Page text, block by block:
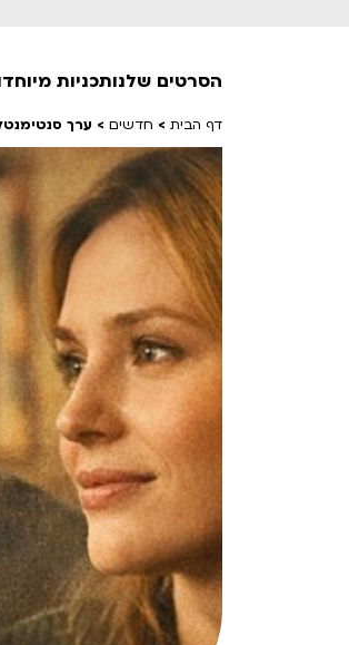
הסרטים שלנו
חופשי למנויים
טרום בכורה
חדשים
לילדים ולכל המשפחה
הקרנות על פופים
מועדון אנגלית
מועדון אנגלית לכל
ראשון בקולנוע
שלישי בשלייקס
אפטר בסינמטק
Teen Screen
קולנוע ישראלי
לפי ימים
תכניות
דף הבית > חדשים > ערך